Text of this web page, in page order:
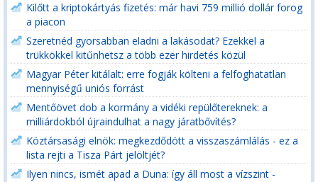
Kilőtt a kriptokártyás fizetés: már havi 759 millió dollár forog
a piacon
Szeretnéd gyorsabban eladni a lakásodat? Ezekkel a
trükkökkel kitűnhetsz a több ezer hirdetés közül
Magyar Péter kitálalt: erre fogják költeni a felfoghatatlan
mennyiségű uniós forrást
Mentőövet dob a kormány a vidéki repülőtereknek: a
milliárdokból újraindulhat a nagy járatbővítés?
Köztársasági elnök: megkezdődött a visszaszámlálás - ez a
lista rejti a Tisza Párt jelöltjét?
Ilyen nincs, ismét apad a Duna: így áll most a vízszint -